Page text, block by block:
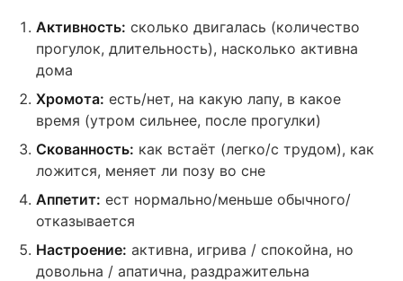
Активность: сколько двигалась (количество
прогулок, длительность), насколько активна
дома
Хромота: есть/нет, на какую лапу, в какое
время (утром сильнее, после прогулки)
Скованность: как встаёт (легко/с трудом), как
ложится, меняет ли позу во сне
Аппетит: ест нормально/меньше обычного/
отказывается
Настроение: активна, игрива / спокойна, но
довольна / апатична, раздражительна